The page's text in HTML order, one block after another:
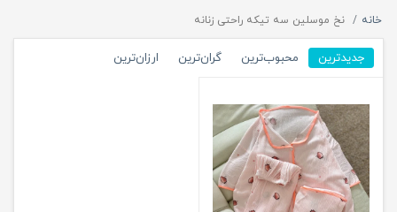
خانه نخ موسلین سه تیکه راحتی زنانه
جدیدترین محبوب‌ترین گران‌ترین ارزان‌ترین